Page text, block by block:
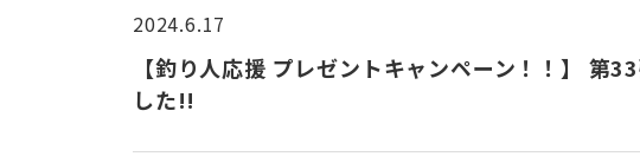
2024.6.17
【釣り人応援 プレゼントキャンペーン！！】 第
した!!